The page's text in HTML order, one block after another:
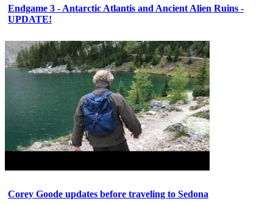
Endgame 3 - Antarctic Atlantis and Ancient Alien Ruins -
UPDATE!
Corey Goode updates before traveling to Sedona